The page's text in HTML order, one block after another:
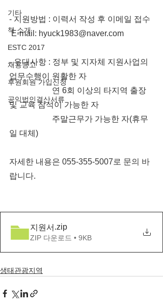
기타
책 소개
ESTC 2017
채용공고
후원회원 가입신청
공익법인결산서류
- 지원방법 : 이력서 작성 후 이메일 접수
E-mail: hyuck1983@naver.com
- 우대사항 : 정부 및 지자체 지원사업의
업무수행이 원활한 자
및 교육 참석이 가능한 자
일 대체)
자세한 내용은 055-355-5007로 문의 바
랍니다.
지원서 .zip
ZIP 다운로드 • 9KB
생태관광지역